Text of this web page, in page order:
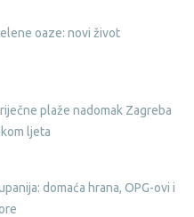
oaze: novi život
plaže nadomak Zagreba
ljeta
domaća hrana, OPG-ovi i